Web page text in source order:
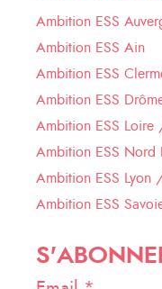
Ambition ESS
Ambition ESS Ain
Ambition ESS
Ambition ESS
Ambition ESS Loire
Ambition ESS Nord
Ambition ESS Lyon
Ambition ESS